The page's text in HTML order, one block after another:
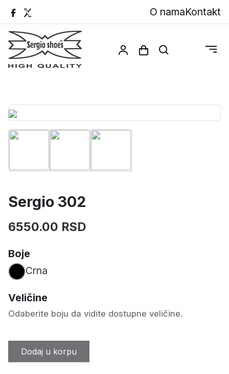
O namaKontakt
Sergio 302
6550.00 RSD
Boje
Crna
Veličine
Odaberite boju da vidite dostupne veličine.
Dodaj u korpu